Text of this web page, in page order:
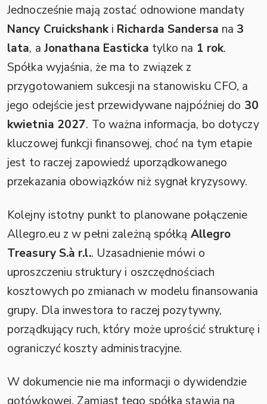
Jednocześnie mają zostać odnowione mandaty
Nancy Cruickshanki Richarda Sandersa na 3
lata, a Jonathana Easticka tylko na 1 rok.
Spółka wyjaśnia, że ma to związek z
przygotowaniem sukcesji na stanowisku CFO, a
jego odejście jest przewidywane najpóźniej do 30
kwietnia 2027. To ważna informacja, bo dotyczy
kluczowej funkcji finansowej, choć na tym etapie
jest to raczej zapowiedź uporządkowanego
przekazania obowiązków niż sygnał kryzysowy.
Kolejny istotny punkt to planowane połączenie
Allegro.eu z w pełni zależną spółką Allegro
Treasury S.à r.l.. Uzasadnienie mówi o
uproszczeniu struktury i oszczędnościach
kosztowych po zmianach w modelu finansowania
grupy. Dla inwestora to raczej pozytywny,
porządkujący ruch, który może uprościć strukturę i
ograniczyć koszty administracyjne.
W dokumencie nie ma informacji o dywidendzie